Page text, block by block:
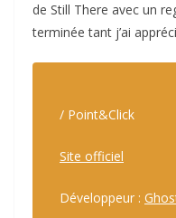
de Still There avec un
terminée tant j’ai
/ Point&Click
Site officiel
Développeur :